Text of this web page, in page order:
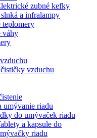
zubné kefky
a infralampy
teplomery
váhy
vzduchu
umývanie riadu
do umývaček riadu
a kapsule do
riadu